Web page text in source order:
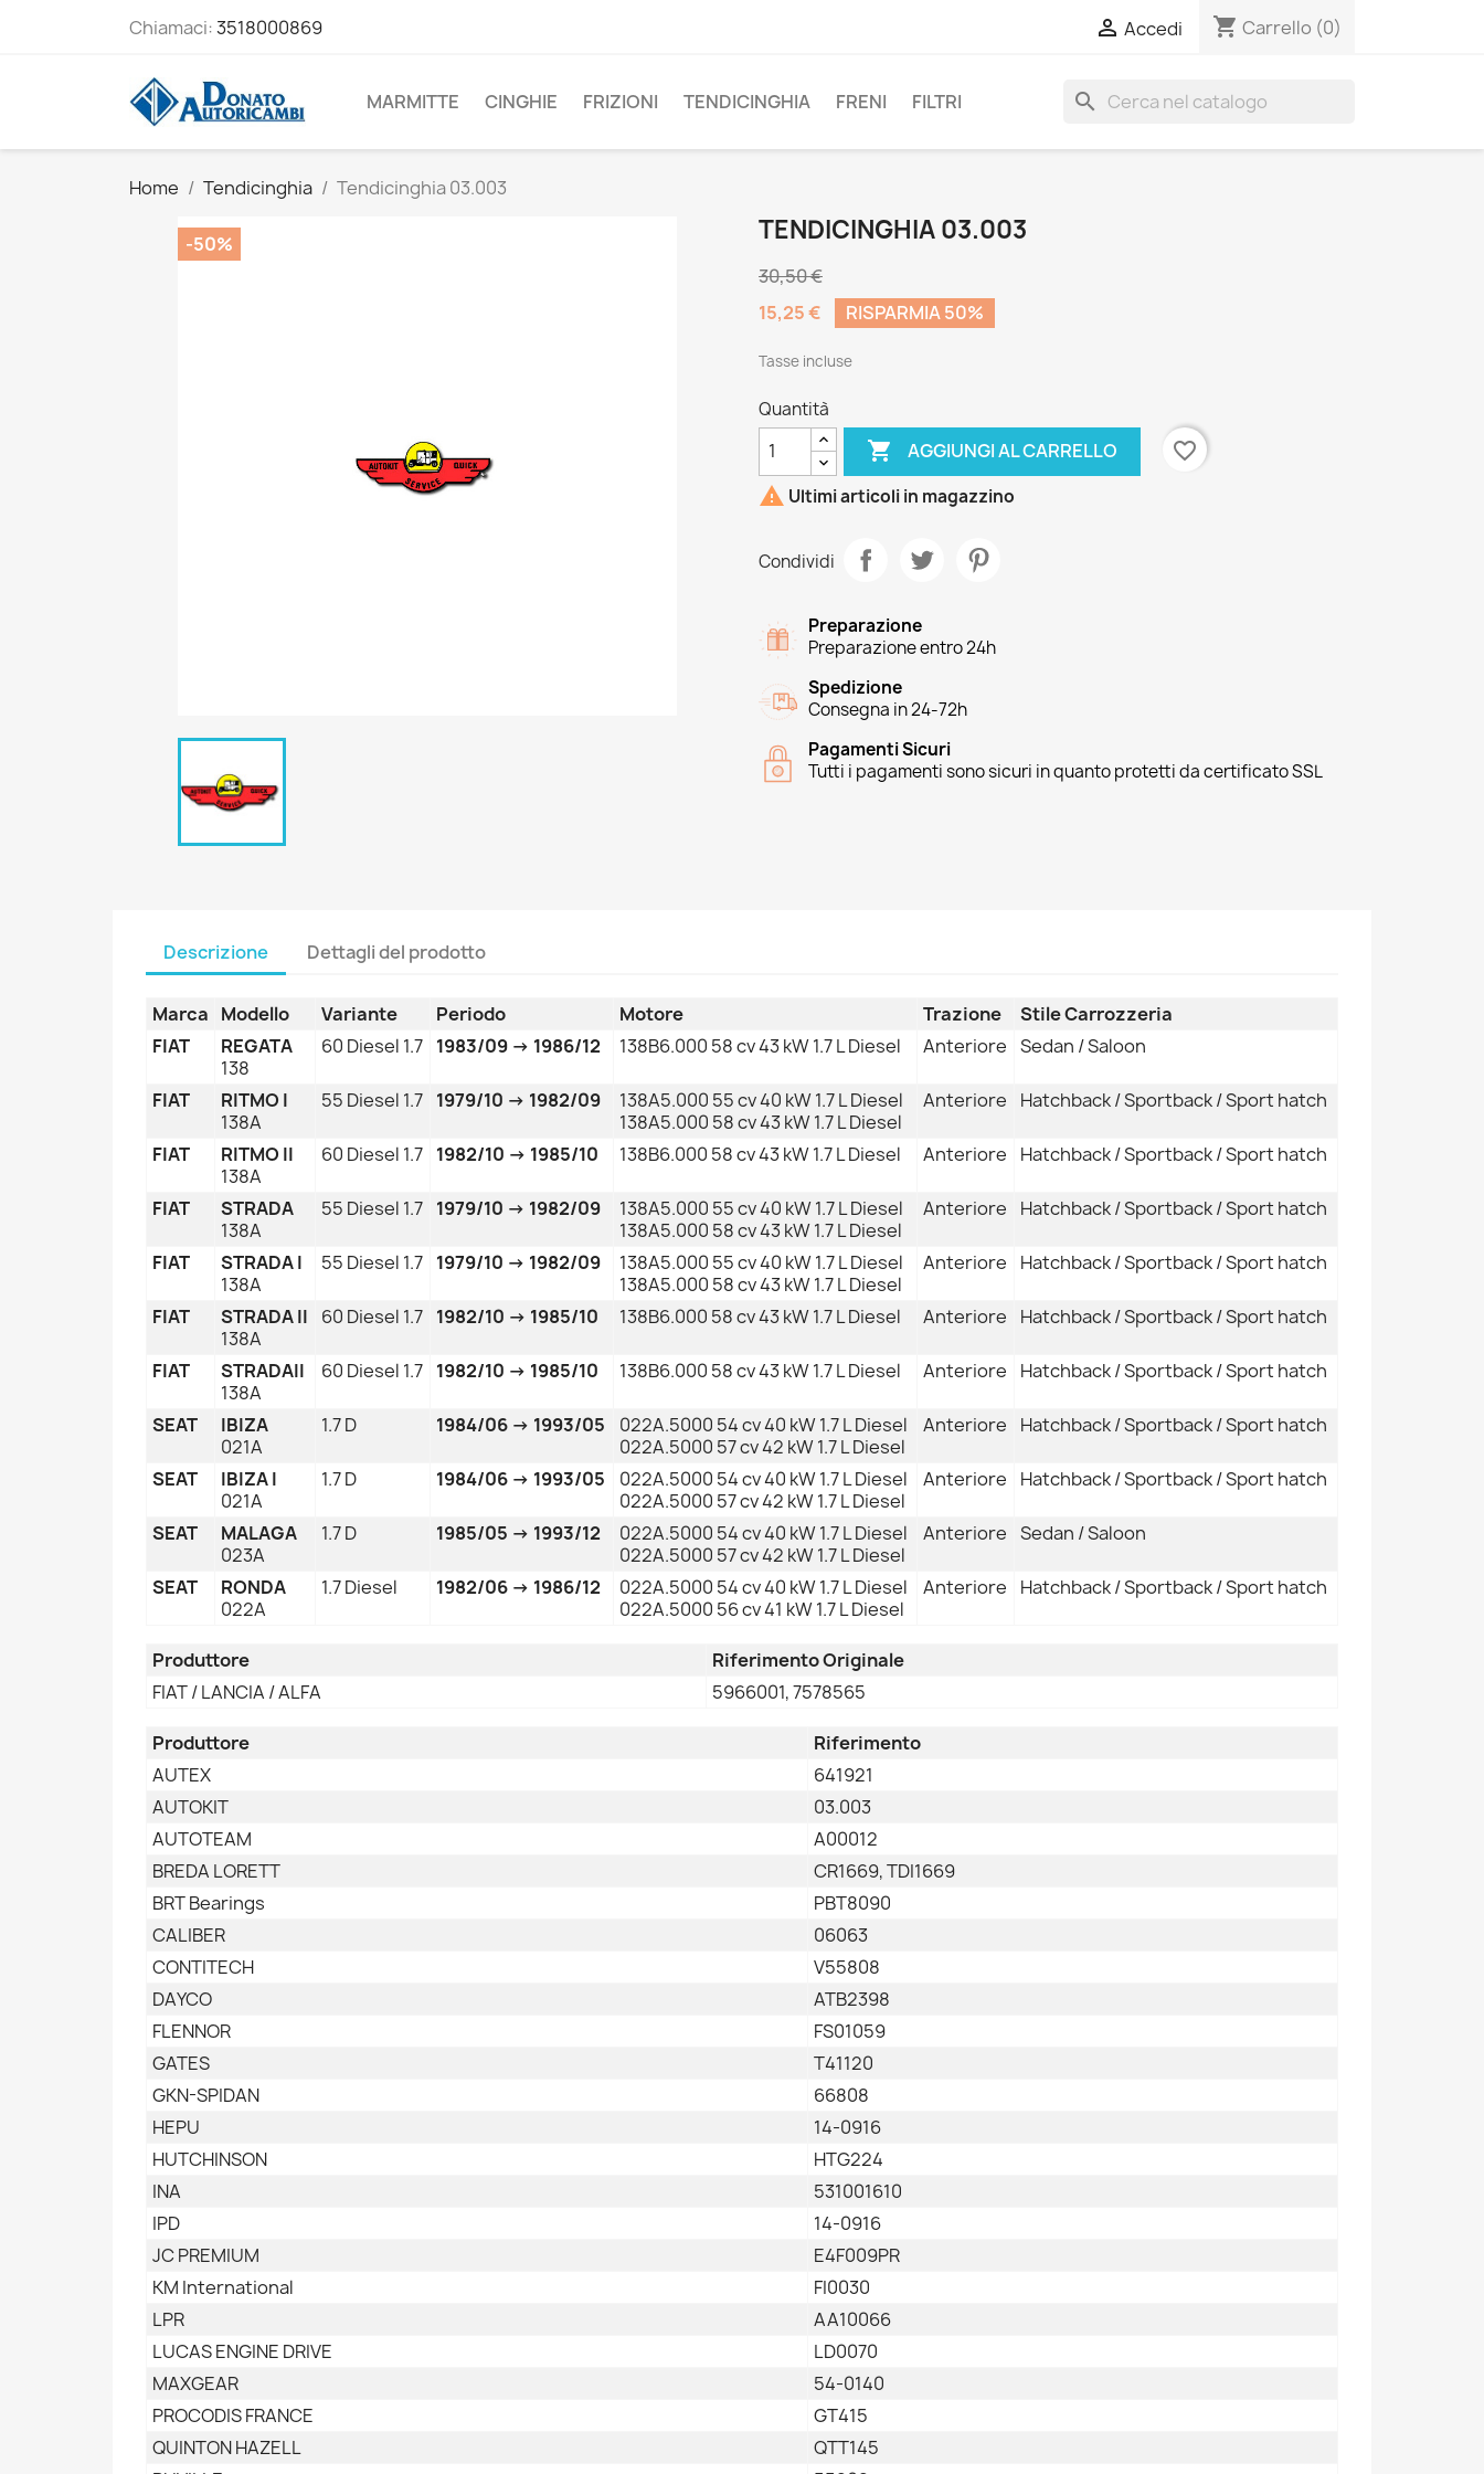
Chiamaci:3518000869  Accedi shopping_cart Carrello (0)
MARMITTE CINGHIE FRIZIONI TENDICINGHIA FRENI FILTRI search
Home Tendicinghia Tendicinghia 03.003
-50% TENDICINGHIA 03.003
30,50 €
15,25 €
RISPARMIA 50%
Tasse incluse
Quantità
 AGGIUNGI AL CARRELLO
favorite_border
 Ultimi articoli in magazzino
Condividi
Preparazione
Preparazione entro 24h
Spedizione
Consegna in 24-72h
Pagamenti Sicuri
Tutti i pagamenti sono sicuri in quanto protetti da certificato SSL
Descrizione Dettagli del prodotto
Marca Modello Variante Periodo Motore Trazione
Stile Carrozzeria
FIAT
REGATA
138
60 Diesel 1.7 1983/09 → 1986/12 138B6.000 58 cv 43 kW 1.7 L Diesel Anteriore Sedan / Saloon
FIAT
RITMO I
138A
55 Diesel 1.7 1979/10 → 1982/09
138A5.000 55 cv 40 kW 1.7 L Diesel
138A5.000 58 cv 43 kW 1.7 L Diesel
Anteriore Hatchback / Sportback / Sport hatch
FIAT
RITMO II
138A
60 Diesel 1.7 1982/10 → 1985/10 138B6.000 58 cv 43 kW 1.7 L Diesel Anteriore Hatchback / Sportback / Sport hatch
FIAT
STRADA
138A
55 Diesel 1.7 1979/10 → 1982/09
138A5.000 55 cv 40 kW 1.7 L Diesel
138A5.000 58 cv 43 kW 1.7 L Diesel
Anteriore Hatchback / Sportback / Sport hatch
FIAT
STRADA I
138A
55 Diesel 1.7 1979/10 → 1982/09
138A5.000 55 cv 40 kW 1.7 L Diesel
138A5.000 58 cv 43 kW 1.7 L Diesel
Anteriore Hatchback / Sportback / Sport hatch
FIAT
STRADA II
138A
60 Diesel 1.7 1982/10 → 1985/10 138B6.000 58 cv 43 kW 1.7 L Diesel Anteriore Hatchback / Sportback / Sport hatch
FIAT
STRADAII
138A
60 Diesel 1.7 1982/10 → 1985/10 138B6.000 58 cv 43 kW 1.7 L Diesel Anteriore Hatchback / Sportback / Sport hatch
SEAT
IBIZA
021A
1.7 D 1984/06 → 1993/05
022A.5000 54 cv 40 kW 1.7 L Diesel
022A.5000 57 cv 42 kW 1.7 L Diesel
Anteriore Hatchback / Sportback / Sport hatch
SEAT
IBIZA I
021A
1.7 D 1984/06 → 1993/05
022A.5000 54 cv 40 kW 1.7 L Diesel
022A.5000 57 cv 42 kW 1.7 L Diesel
Anteriore Hatchback / Sportback / Sport hatch
SEAT
MALAGA
023A
1.7 D 1985/05 → 1993/12
022A.5000 54 cv 40 kW 1.7 L Diesel
022A.5000 57 cv 42 kW 1.7 L Diesel
Anteriore Sedan / Saloon
SEAT
RONDA
022A
1.7 Diesel 1982/06 → 1986/12
022A.5000 54 cv 40 kW 1.7 L Diesel
022A.5000 56 cv 41 kW 1.7 L Diesel
Anteriore Hatchback / Sportback / Sport hatch
Produttore
Riferimento Originale
FIAT / LANCIA / ALFA
5966001, 7578565
Produttore
Riferimento
AUTEX
641921
AUTOKIT
03.003
AUTOTEAM
A00012
BREDA LORETT
CR1669, TDI1669
BRT Bearings
PBT8090
CALIBER
06063
CONTITECH
V55808
DAYCO
ATB2398
FLENNOR
FS01059
GATES
T41120
GKN-SPIDAN
66808
HEPU
14-0916
HUTCHINSON
HTG224
INA
531001610
IPD
14-0916
JC PREMIUM
E4F009PR
KM International
FI0030
LPR
AA10066
LUCAS ENGINE DRIVE
LD0070
MAXGEAR
54-0140
PROCODIS FRANCE
GT415
QUINTON HAZELL
QTT145